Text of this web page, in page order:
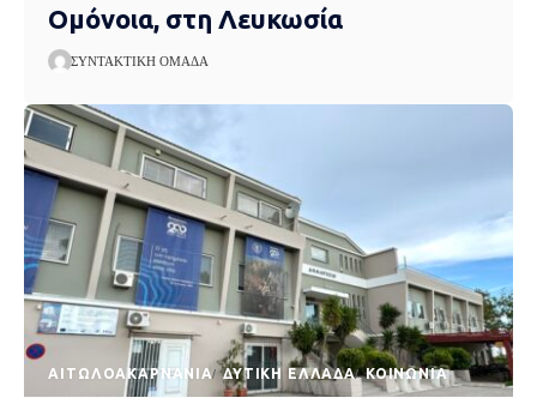
Ομόνοια, στη Λευκωσία
ΣΥΝΤΑΚΤΙΚΉ ΟΜΆΔΑ
AΙΤΩΛΟΑΚΑΡΝΑΝΊΑ ΔΥΤΙΚΉ ΕΛΛΆΔΑ ΚΟΙΝΩΝΊΑ